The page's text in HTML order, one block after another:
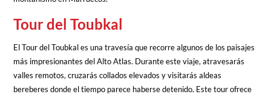
Tour del Toubkal
El Tour del Toubkal es una travesía que recorre algunos de los paisajes
más impresionantes del Alto Atlas. Durante este viaje, atravesarás
valles remotos, cruzarás collados elevados y visitarás aldeas
bereberes donde el tiempo parece haberse detenido. Este tour ofrece